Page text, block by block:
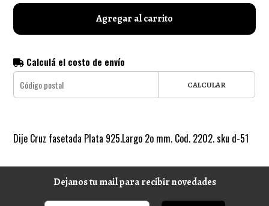
Agregar al carrito
Calculá el costo de envío
CALCULAR
Dije Cruz fasetada Plata 925.Largo 2o mm. Cod. 2202. sku d-51
Dejanos tu mail para recibir novedades